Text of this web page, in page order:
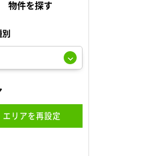
物件を探す
エリアを再設定